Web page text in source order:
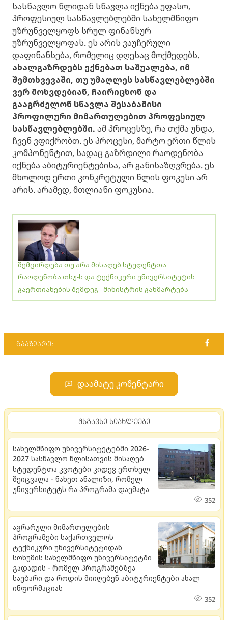
სასწავლო წლიდან სწავლა იქნება უფასო,
პროფესიულ სასწავლებლებში სახელმწიფო
უზრუნველყოფს სრულ ფინანსურ
უზრუნველყოფას. ეს არის ვაუჩერული
დაფინანსება, რომელიც დღესაც მოქმედებს.
ახალგაზრდებს ექნებათ საშუალება, იმ
შემთხვევაში, თუ უმაღლეს სასწავლებლებში
ვერ მოხვდებიან, ჩაირიცხონ და
გააგრძელონ სწავლა შესაბამისი
პროფილური მიმართულებით პროფესიულ
სასწავლებლებში. ამ პროცესზე, რა თქმა უნდა,
ჩვენ ვფიქრობთ. ეს პროცესი, მარტო ერთი წლის
კომპონენტით, სადაც გაზრდილი რაოდენობა
იქნება აბიტურიენტებისა, არ განისაზღვრება. ეს
მხოლოდ ერთი კონკრეტული წლის ფოკუსი არ
არის. არამედ, მთლიანი ფოკუსია.
შემცირდება თუ არა მისაღებ სტუდენტთა
რაოდენობა თსუ-ს და ტექნიკური უნივერსიტეტის
გაერთიანების შემდეგ - მინისტრის განმარტება
გააზიარე:
დაამატე კომენტარი
მსგავსი სიახლეები
სახელმწიფო უნივერსიტეტებში 2026-
2027 სასწავლო წლისათვის მისაღებ
სტუდენტთა კვოტები კიდევ ერთხელ
შეიცვალა - ნახეთ ანალიზი, რომელ
უნივერსიტეტს რა პროგრამა დაემატა
352
აგრარული მიმართულების
პროგრამები საქართველოს
ტექნიკური უნივერსიტეტიდან
სოხუმის სახელმწიფო უნივერსიტეტში
გადადის - რომელ პროგრამებზეა
საუბარი და როდის მიიღებენ აბიტურიენტები ახალ
ინფორმაციას
352